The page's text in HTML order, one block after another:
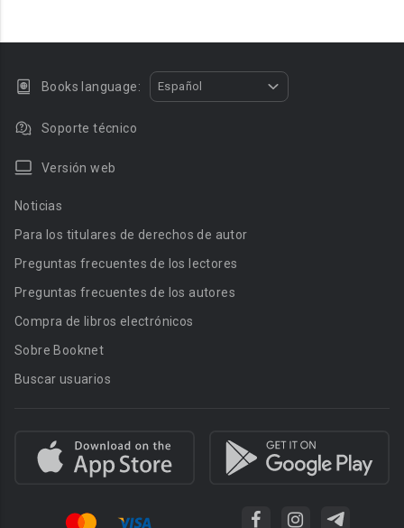
Books language: Español
Soporte técnico
Versión web
Noticias
Para los titulares de derechos de autor
Preguntas frecuentes de los lectores
Preguntas frecuentes de los autores
Compra de libros electrónicos
Sobre Booknet
Buscar usuarios